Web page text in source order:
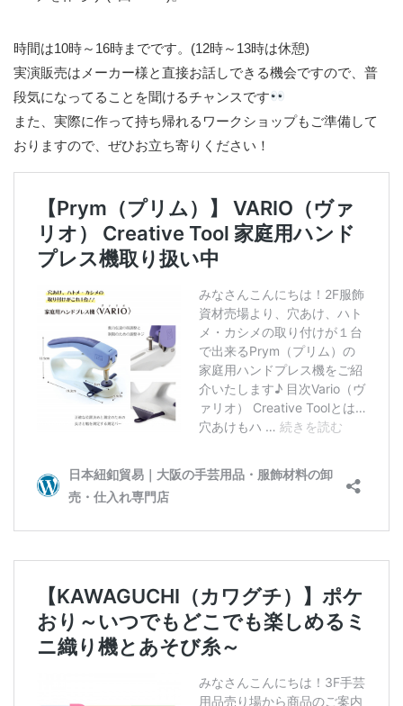
時間は10時～16時までです。(12時～13時は休憩)
実演販売はメーカー様と直接お話しできる機会ですので、普
段気になってることを聞けるチャンスです
また、実際に作って持ち帰れるワークショップもご準備して
おりますので、ぜひお立ち寄りください！